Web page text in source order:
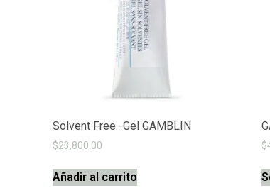
Solvent Free -Gel GAMBLIN
$23,800.00
Añadir al carrito
$